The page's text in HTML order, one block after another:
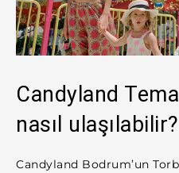
Candyland
nasıl ulaşılabilir?
Candyland Bodrum’un